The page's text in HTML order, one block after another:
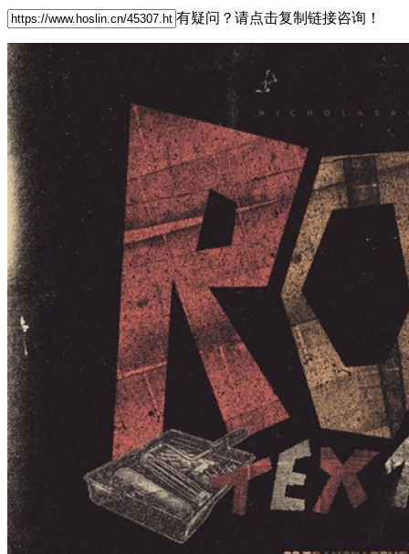
有疑问？请点击复制链接咨询！